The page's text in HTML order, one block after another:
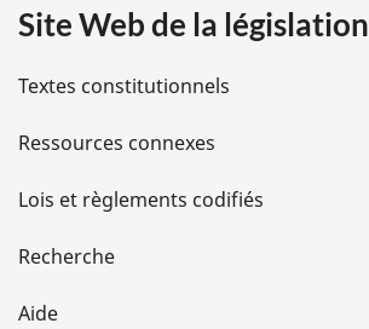
i
l
s
d
e
l
Site Web de la législation
Textes constitutionnels
Ressources connexes
Lois et règlements codifiés
Recherche
Aide